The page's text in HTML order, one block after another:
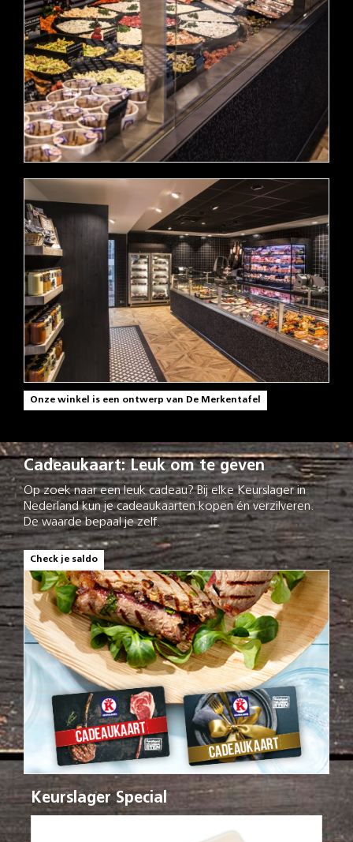
Onze winkel is een ontwerp van De Merkentafel
Cadeaukaart: Leuk om te geven
Op zoek naar een leuk cadeau? Bij elke Keurslager in
Nederland kun je cadeaukaarten kopen én verzilveren.
De waarde bepaal je zelf.
Check je saldo
Keurslager Special